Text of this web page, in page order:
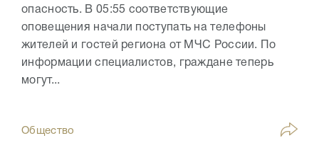
опасность. В 05:55 соответствующие
оповещения начали поступать на телефоны
жителей и гостей региона от МЧС России. По
информации специалистов, граждане теперь
могут...
Общество